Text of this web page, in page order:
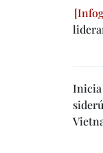
Inicia